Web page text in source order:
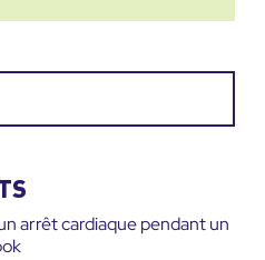
arrêt cardiaque pendant un